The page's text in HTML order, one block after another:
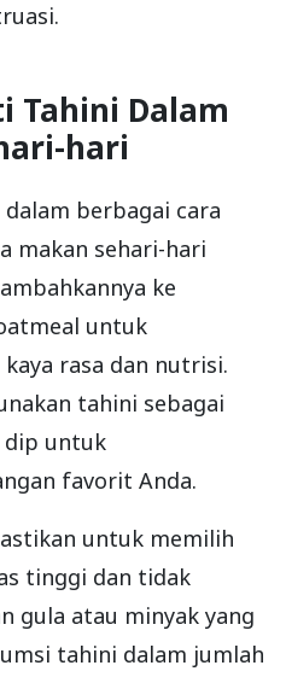
Tahini Dalam
hari
berbagai cara
makan sehari-hari
ke
untuk
rasa dan nutrisi.
tahini sebagai
dip untuk
favorit Anda.
untuk memilih
tinggi dan tidak
gula atau minyak yang
tahini dalam jumlah